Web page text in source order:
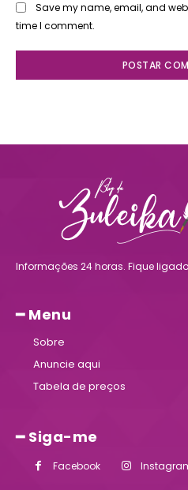
Save my name, email, and
time I comment.
Informações 24 horas. Fique
━ Menu
Sobre
Anuncie aqui
Tabela de preços
━ Siga-me
Facebook